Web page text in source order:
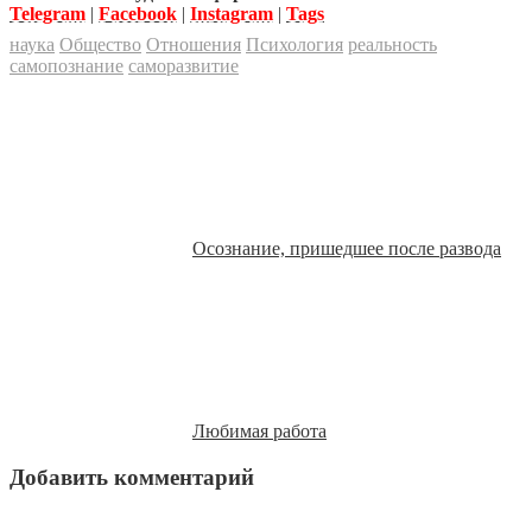
Telegram | Facebook | Instagram | Tags
наука Общество Отношения Психология реальность
самопознание саморазвитие
Осознание, пришедшее после развода
Любимая работа
Добавить комментарий